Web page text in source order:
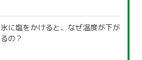
氷に塩をかけると、なぜ温度が下が
るの？